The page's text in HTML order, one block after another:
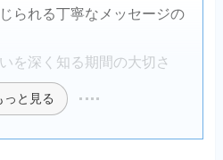
られる丁寧なメッセージの
を深く知る期間の大切さ
っと見る